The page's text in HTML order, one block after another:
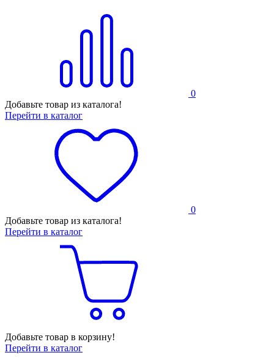
0
Добавьте товар из каталога!
Перейти в каталог
0
Добавьте товар из каталога!
Перейти в каталог
Добавьте товар в корзину!
Перейти в каталог